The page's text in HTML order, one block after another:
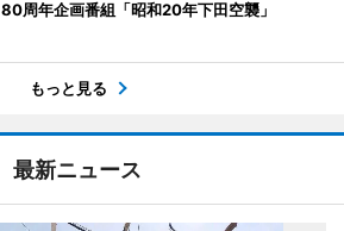
80周年企画番組「昭和20年下田空襲」
もっと見る
最新ニュース